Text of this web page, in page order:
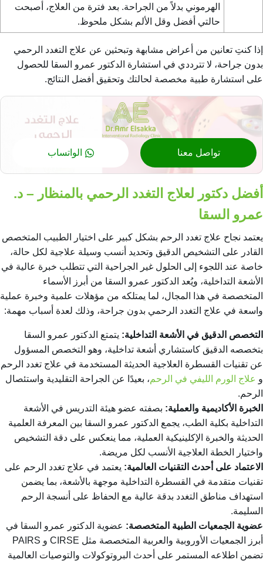
الهرموني بدلاً من الجراحة. بعد فترة من العلاج، أصبحت
حالتي أفضل وقل الألم بشكل ملحوظ.
إذا كنتِ تعانين من أعراض مشابهة وتبحثين عن علاج التغدد الرحمي
بدون جراحة، لا تترددي في استشارة الدكتور عمرو السقا للحصول
على استشارة طبية مخصصة لحالتك وتحقيق أفضل النتائج.
تواصل معنا الواتساب
أفضل دكتور لعلاج التغدد الرحمي بالمنظار – د.
عمرو السقا
يعتمد نجاح علاج تغدد الرحم بشكل كبير على اختيار الطبيب المتخصص
القادر على التشخيص الدقيق وتحديد أنسب وسيلة علاجية لكل حالة،
خاصة عند اللجوء إلى الحلول غير الجراحية التي تتطلب خبرة عالية في
الأشعة التداخلية، ويُعد الدكتور عمرو السقا من أبرز الأسماء
المتخصصة في هذا المجال، لما يمتلكه من مؤهلات علمية وخبرة عملية
واسعة في علاج التغدد الرحمي بدون جراحة، وذلك لعدة أسباب مهمة:
التخصص الدقيق في الأشعة التداخلية: يتمتع الدكتور عمرو السقا
بتخصصه الدقيق كاستشاري أشعة تداخلية، وهو التخصص المسؤول
عن تقنيات القسطرة العلاجية الحديثة المستخدمة في علاج تغدد الرحم
و علاج الورم الليفي في الرحم، بعيدًا عن الجراحة التقليدية واستئصال
الرحم.
الخبرة الأكاديمية والعملية: بصفته عضو هيئة التدريس في الأشعة
التداخلية بكلية الطب، يجمع الدكتور عمرو السقا بين المعرفة العلمية
الحديثة والخبرة الإكلينيكية العملية، مما ينعكس على دقة التشخيص
واختيار الخطة العلاجية الأنسب لكل مريضة.
الاعتماد على أحدث التقنيات العالمية: يعتمد في علاج تغدد الرحم على
تقنيات متقدمة في القسطرة التداخلية موجهة بالأشعة، بما يضمن
استهداف مناطق التغدد بدقة عالية مع الحفاظ على أنسجة الرحم
السليمة.
عضوية الجمعيات الطبية المتخصصة: عضوية الدكتور عمرو السقا في
أبرز الجمعيات الأوروبية والعربية المتخصصة مثل CIRSE و PAIRS
تضمن اطلاعه المستمر على أحدث البروتوكولات والتوصيات العالمية